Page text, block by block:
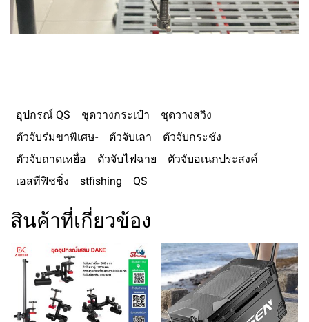
อุปกรณ์ QS ชุดวางกระเป๋า
ชุดวางสวิง
ตัวจับร่มขาพิเศษ-
ตัวจับเลา
ตัวจับกระชัง
ตัวจับถาดเหยื่อ
ตัวจับไฟฉาย
ตัวจับอเนกประสงค์
เอสทีฟิชชิ่ง
stfishing QS
สินค้าที่เกี่ยวข้อง